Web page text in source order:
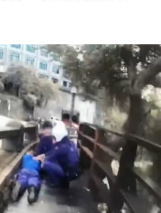
少，這回盜採8.8公斤，